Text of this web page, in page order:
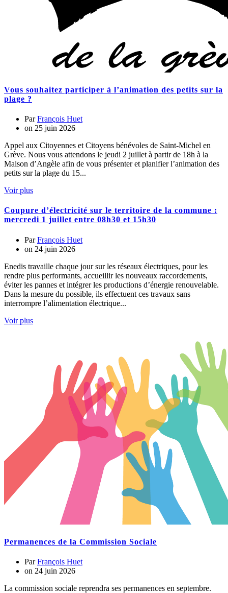
Vous souhaitez participer à l’animation des petits sur la
plage ?
ParFrançois Huet
on 25 juin 2026
Appel aux Citoyennes et Citoyens bénévoles de Saint-Michel en
Grève. Nous vous attendons le jeudi 2 juillet à partir de 18h à la
Maison d’Angèle afin de vous présenter et planifier l’animation des
petits sur la plage du 15...
Voir plus
Coupure d’électricité sur le territoire de la commune :
mercredi 1 juillet entre 08h30 et 15h30
ParFrançois Huet
on 24 juin 2026
Enedis travaille chaque jour sur les réseaux électriques, pour les
rendre plus performants, accueillir les nouveaux raccordements,
éviter les pannes et intégrer les productions d’énergie renouvelable.
Dans la mesure du possible, ils effectuent ces travaux sans
interrompre l’alimentation électrique...
Voir plus
Permanences de la Commission Sociale
ParFrançois Huet
on 24 juin 2026
La commission sociale reprendra ses permanences en septembre.